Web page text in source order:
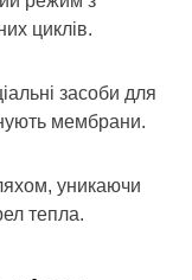
циклів.
засоби для
мембрани.
уникаючи
тепла.